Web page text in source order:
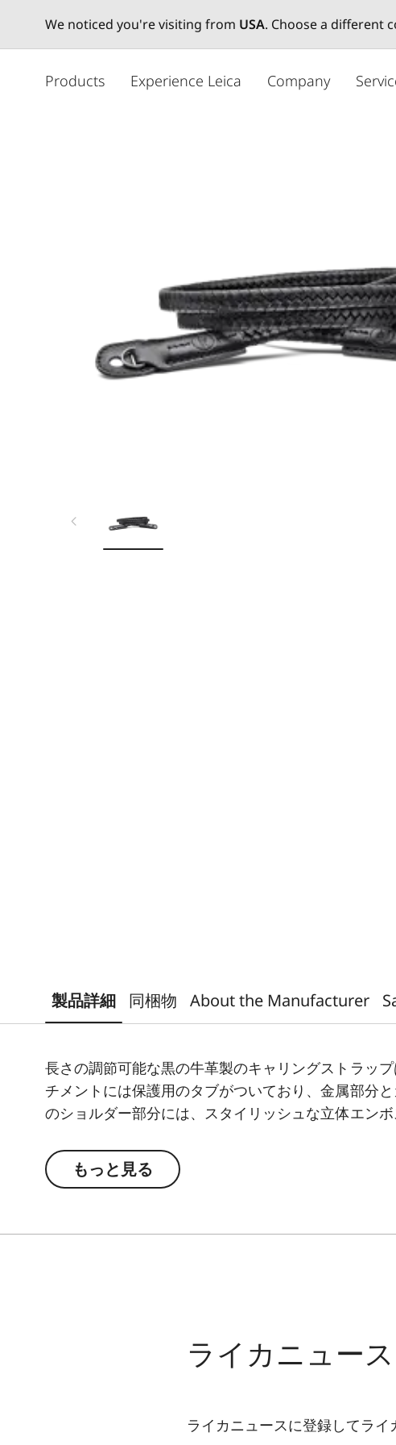
We noticed you're visiting from USA. Choose a different
Products Experience Leica Company
製品詳細 同梱物 About the Manufacturer
長さの調節可能な黒の牛革製のキャリングストラッ
チメントには保護用のタブがついており、金属部分
のショルダー部分には、スタイリッシュな立体エン
もっと見る
ライカニュース
ライカニュースに登録してラ